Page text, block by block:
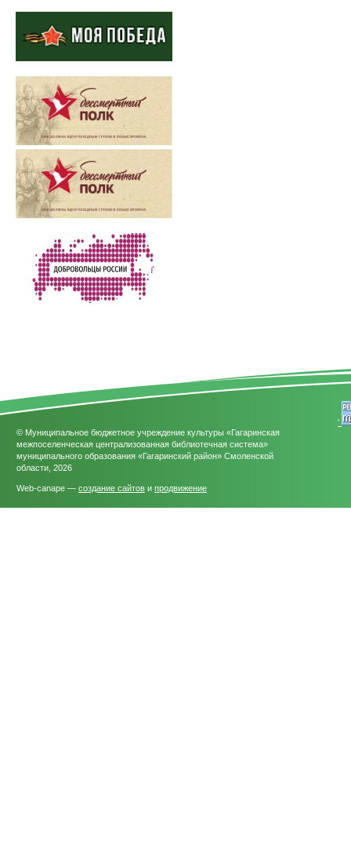
© Муниципальное бюджетное учреждение культуры «Гагаринская
межпоселенческая централизованная библиотечная система»
муниципального образования «Гагаринский район» Смоленской
области, 2026
Web-canape — создание сайтов и продвижение
'